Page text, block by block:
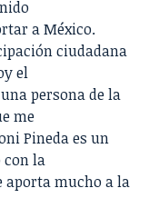
a México.
ciudadana
el
persona de la
me
Pineda es un
con la
aporta mucho a la